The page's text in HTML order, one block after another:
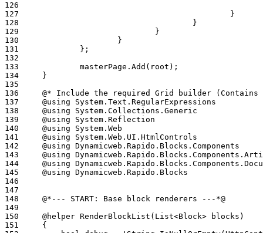
126
127
128
129
130
131
132
133
134
135
136
137
138
139
140
141
142
143
144
145
146
147
148
149
150
151